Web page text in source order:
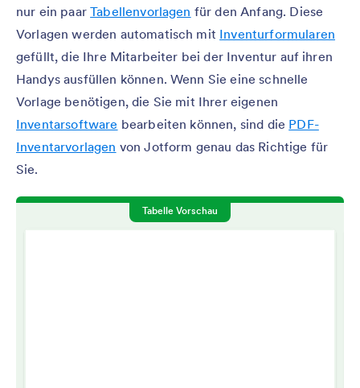
nur ein paarTabellenvorlagen für den Anfang. Diese
Vorlagen werden automatisch mit Inventurformularen
gefüllt, die Ihre Mitarbeiter bei der Inventur auf ihren
Handys ausfüllen können. Wenn Sie eine schnelle
Vorlage benötigen, die Sie mit Ihrer eigenen
Inventarsoftware bearbeiten können, sind die PDF-
Inventarvorlagen von Jotform genau das Richtige für
Sie.